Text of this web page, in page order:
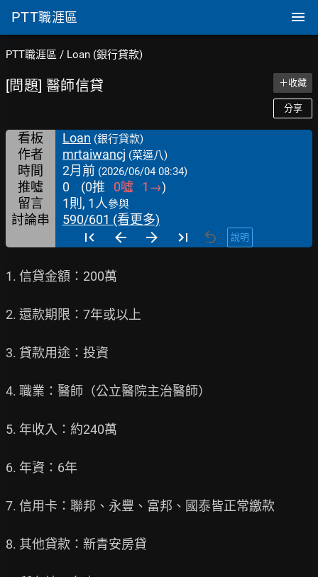
PTT職涯區
PTT職涯區 / Loan (銀行貸款)
[問題] 醫師信貸 ＋收藏
分享
看板 Loan (銀行貸款)
作者 mrtaiwancj (菜逼八)
時間 2月前 (2026/06/04 08:34)
推噓 0 (0推 0噓 1 →)
留言
1則, 1人參與
討論串 590/601 (看更多)
說明
1. 信貸金額：200萬
2. 還款期限：7年或以上
3. 貸款用途：投資
4. 職業：醫師（公立醫院主治醫師）
5. 年收入：約240萬
6. 年資：6年
7. 信用卡：聯邦、永豐、富邦、國泰皆正常繳款
8. 其他貸款：新青安房貸